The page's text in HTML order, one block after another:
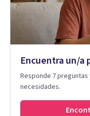
Encuentra un/a
Responde 7
necesidades.